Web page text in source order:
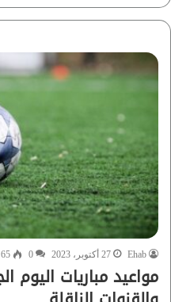
Ehab 27 أكتوبر، 2023 0
65